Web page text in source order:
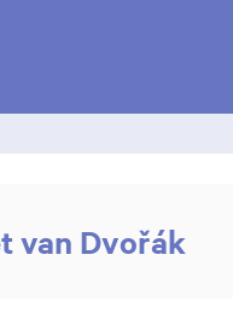
van Dvořák